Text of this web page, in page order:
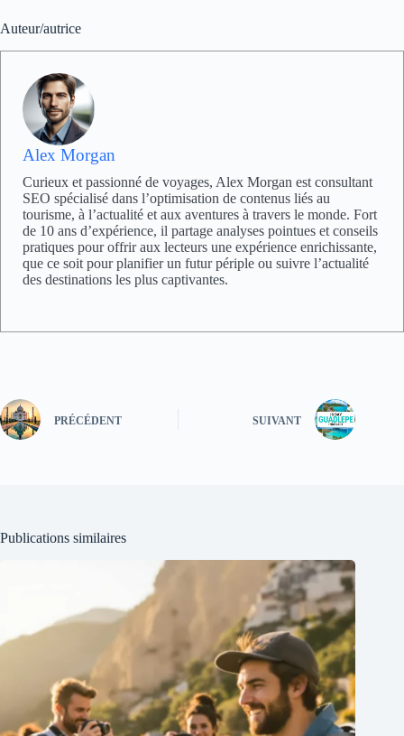
Auteur/autrice
Alex Morgan
Curieux et passionné de voyages, Alex Morgan est consultant
SEO spécialisé dans l’optimisation de contenus liés au
tourisme, à l’actualité et aux aventures à travers le monde. Fort
de 10 ans d’expérience, il partage analyses pointues et conseils
pratiques pour offrir aux lecteurs une expérience enrichissante,
que ce soit pour planifier un futur périple ou suivre l’actualité
des destinations les plus captivantes.
PRÉCÉDENT SUIVANT
Publications similaires